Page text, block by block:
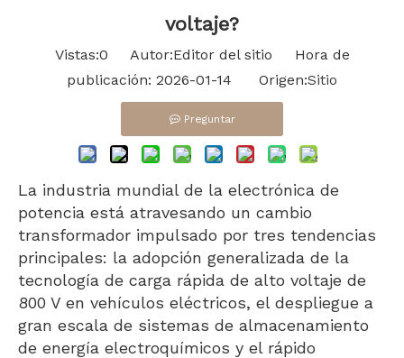
voltaje?
Vistas:0 Autor:Editor del sitio Hora de
publicación: 2026-01-14 Origen:Sitio
Preguntar
La industria mundial de la electrónica de
potencia está atravesando un cambio
transformador impulsado por tres tendencias
principales: la adopción generalizada de la
tecnología de carga rápida de alto voltaje de
800 V en vehículos eléctricos, el despliegue a
gran escala de sistemas de almacenamiento
de energía electroquímicos y el rápido